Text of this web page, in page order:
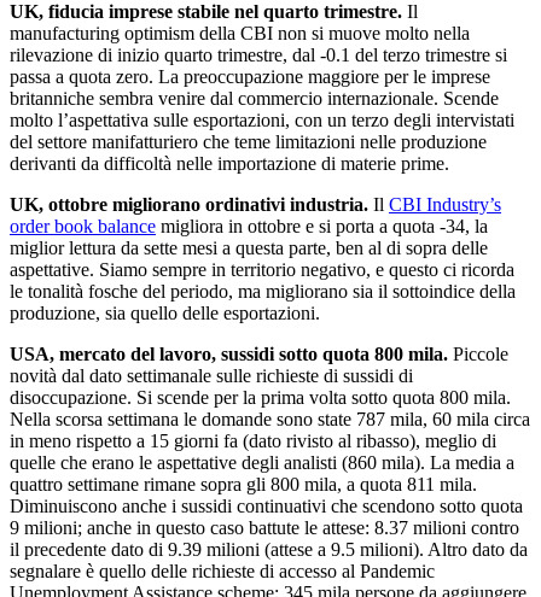
UK, fiducia imprese stabile nel quarto trimestre. Il
manufacturing optimism della CBI non si muove molto nella
rilevazione di inizio quarto trimestre, dal -0.1 del terzo trimestre si
passa a quota zero. La preoccupazione maggiore per le imprese
britanniche sembra venire dal commercio internazionale. Scende
molto l’aspettativa sulle esportazioni, con un terzo degli intervistati
del settore manifatturiero che teme limitazioni nelle produzione
derivanti da difficoltà nelle importazione di materie prime.
UK, ottobre migliorano ordinativi industria. Il CBI Industry’s
order book balance migliora in ottobre e si porta a quota -34, la
miglior lettura da sette mesi a questa parte, ben al di sopra delle
aspettative. Siamo sempre in territorio negativo, e questo ci ricorda
le tonalità fosche del periodo, ma migliorano sia il sottoindice della
produzione, sia quello delle esportazioni.
USA, mercato del lavoro, sussidi sotto quota 800 mila. Piccole
novità dal dato settimanale sulle richieste di sussidi di
disoccupazione. Si scende per la prima volta sotto quota 800 mila.
Nella scorsa settimana le domande sono state 787 mila, 60 mila circa
in meno rispetto a 15 giorni fa (dato rivisto al ribasso), meglio di
quelle che erano le aspettative degli analisti (860 mila). La media a
quattro settimane rimane sopra gli 800 mila, a quota 811 mila.
Diminuiscono anche i sussidi continuativi che scendono sotto quota
9 milioni; anche in questo caso battute le attese: 8.37 milioni contro
il precedente dato di 9.39 milioni (attese a 9.5 milioni). Altro dato da
segnalare è quello delle richieste di accesso al Pandemic